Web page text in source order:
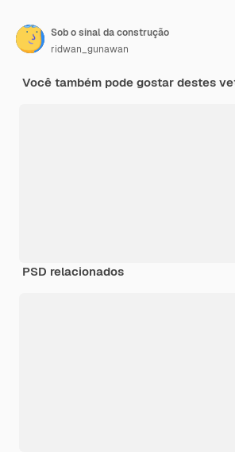
Sob o sinal da construção
ridwan_gunawan
Você também pode gostar destes
PSD relacionados